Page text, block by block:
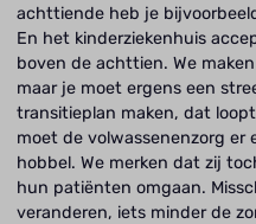
achttiende heb je
En het kinderziekenhuis
boven de achttien. We
maar je moet ergens een
transitieplan maken, dat
moet de volwassenenzorg er
hobbel. We merken dat zij
hun patiënten omgaan.
veranderen, iets minder de